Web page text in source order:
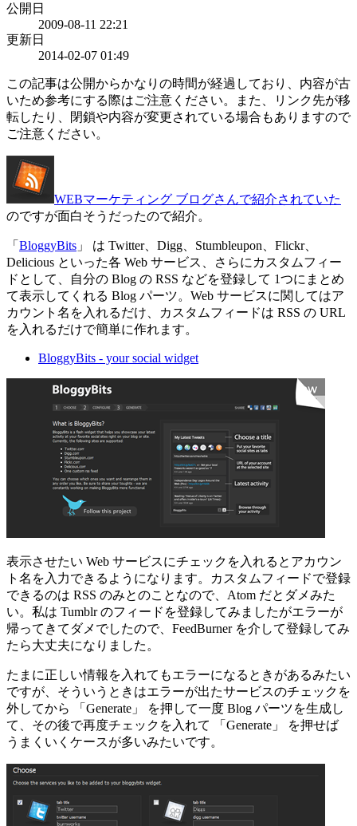
公開日
2009-08-11 22:21
更新日
2014-02-07 01:49
この記事は公開からかなりの時間が経過しており、内容が古
いため参考にする際はご注意ください。また、リンク先が移
転したり、閉鎖や内容が変更されている場合もありますので
ご注意ください。
WEBマーケティング ブログさんで紹介されていた
のですが面白そうだったので紹介。
「 BloggyBits 」 は Twitter、Digg、Stumbleupon、Flickr、
Delicious といった各 Web サービス、さらにカスタムフィー
ドとして、自分の Blog の RSS などを登録して 1つにまとめ
て表示してくれる Blog パーツ。Web サービスに関してはア
カウント名を入れるだけ、カスタムフィードは RSS の URL
を入れるだけで簡単に作れます。
BloggyBits - your social widget
表示させたい Web サービスにチェックを入れるとアカウン
ト名を入力できるようになります。カスタムフィードで登録
できるのは RSS のみとのことなので、Atom だとダメみた
い。私は Tumblr のフィードを登録してみましたがエラーが
帰ってきてダメでしたので、FeedBurner を介して登録してみ
たら大丈夫になりました。
たまに正しい情報を入れてもエラーになるときがあるみたい
ですが、そういうときはエラーが出たサービスのチェックを
外してから 「Generate」 を押して一度 Blog パーツを生成し
て、その後で再度チェックを入れて 「Generate」 を押せば
うまくいくケースが多いみたいです。